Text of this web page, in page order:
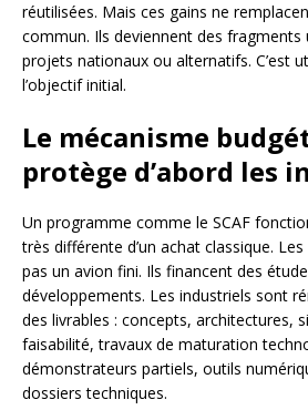
réutilisées. Mais ces gains ne
commun. Ils deviennent des fragments
projets nationaux ou alternatifs. C’est
l’objectif initial.
Le mécanisme
protège d’abord les
Un programme comme le SCAF
très différente d’un achat classique.
pas un avion fini. Ils financent des
développements. Les industriels sont
des livrables : concepts, architectures,
faisabilité, travaux de maturation
démonstrateurs partiels, outils
dossiers techniques.